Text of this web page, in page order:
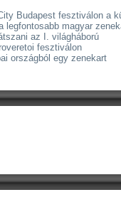
Budapest fesztiválon a
legfontosabb magyar
az I. világháború
fesztiválon
országból egy zenekart